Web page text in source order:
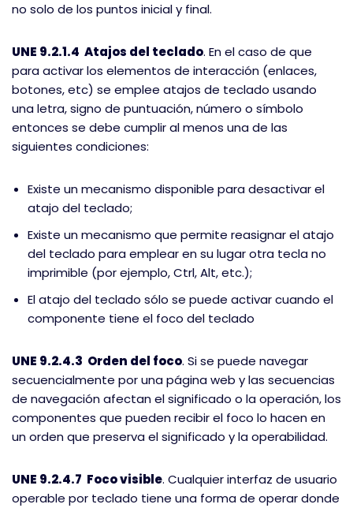
no solo de los puntos inicial y final.
UNE 9.2.1.4 Atajos del teclado. En el caso de que
para activar los elementos de interacción (enlaces,
botones, etc) se emplee atajos de teclado usando
una letra, signo de puntuación, número o símbolo
entonces se debe cumplir al menos una de las
siguientes condiciones:
Existe un mecanismo disponible para desactivar el
atajo del teclado;
Existe un mecanismo que permite reasignar el atajo
del teclado para emplear en su lugar otra tecla no
imprimible (por ejemplo, Ctrl, Alt, etc.);
El atajo del teclado sólo se puede activar cuando el
componente tiene el foco del teclado
UNE 9.2.4.3 Orden del foco. Si se puede navegar
secuencialmente por una página web y las secuencias
de navegación afectan el significado o la operación, los
componentes que pueden recibir el foco lo hacen en
un orden que preserva el significado y la operabilidad.
UNE 9.2.4.7 Foco visible. Cualquier interfaz de usuario
operable por teclado tiene una forma de operar donde